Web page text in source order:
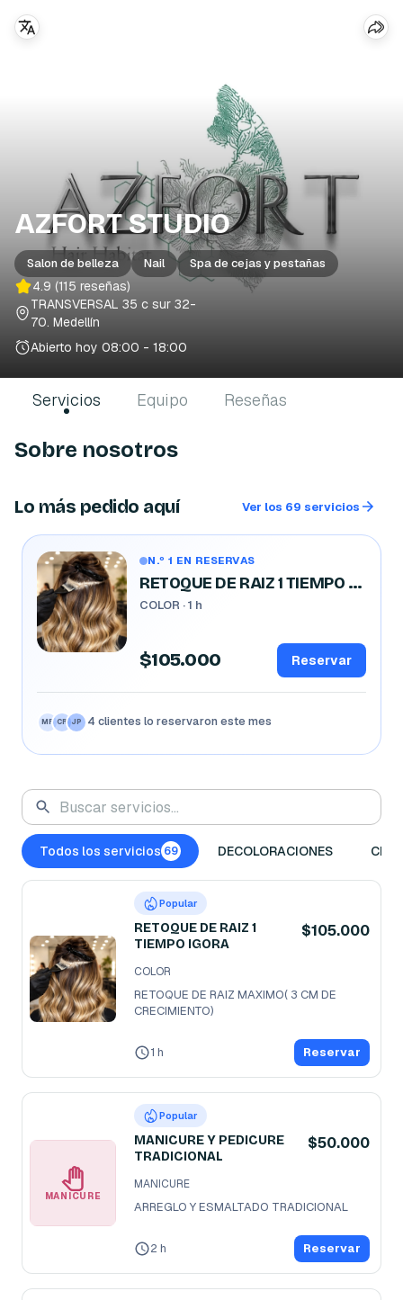
AZFORT STUDIO
Salon de belleza Nail Spa de cejas y pestañas
4.9 (115 reseñas)
TRANSVERSAL 35 c sur 32-
70. Medellín
Abierto hoy 08:00 - 18:00
Servicios Equipo Reseñas
Sobre nosotros
Lo más pedido aquí Ver los 69 servicios
N.º 1 EN RESERVAS
RETOQUE DE RAIZ 1 TIEMPO IGORA
COLOR · 1 h
$105.000 Reservar
SG NT LC 4 clientes lo reservaron este mes
Todos los servicios 69 DECOLORACIONES
Popular
RETOQUE DE RAIZ 1
TIEMPO IGORA
$105.000
COLOR
RETOQUE DE RAIZ MAXIMO( 3 CM DE
CRECIMIENTO)
1 h Reservar
MANICURE
Popular
MANICURE Y PEDICURE
TRADICIONAL
$50.000
MANICURE
ARREGLO Y ESMALTADO TRADICIONAL
2 h Reservar